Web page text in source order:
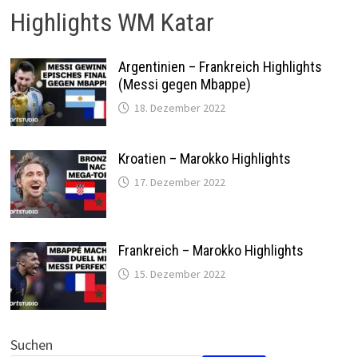
Highlights WM Katar
Argentinien – Frankreich Highlights
(Messi gegen Mbappe)
18. Dezember 2022
Kroatien – Marokko Highlights
17. Dezember 2022
Frankreich – Marokko Highlights
15. Dezember 2022
Suchen